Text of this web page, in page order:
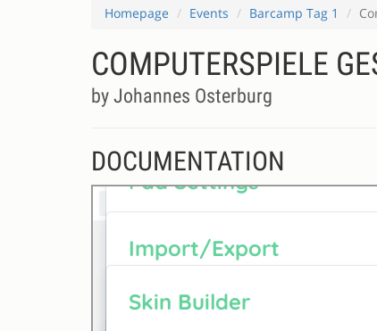
Homepage Events Barcamp Tag 1
COMPUTERSPIELE
by Johannes Osterburg
DOCUMENTATION